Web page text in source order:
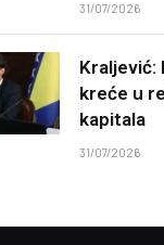
31/07/2026
Kraljević:
kreće u
kapitala
31/07/2026